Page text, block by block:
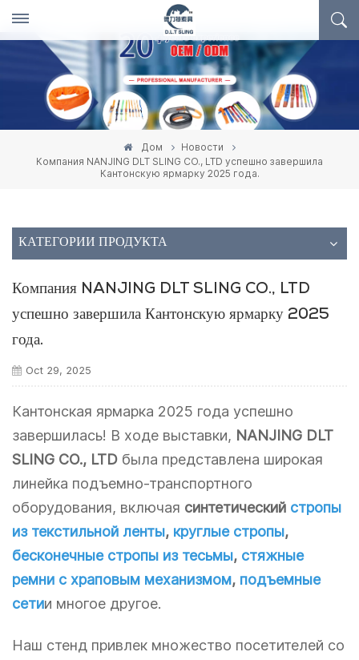
Дом
Новости
Компания NANJING DLT SLING CO., LTD успешно завершила
Кантонскую ярмарку 2025 года.
КАТЕГОРИИ ПРОДУКТА
Компания NANJING DLT SLING CO., LTD
успешно завершила Кантонскую ярмарку 2025
года.
Oct 29, 2025
Кантонская ярмарка 2025 года успешно
завершилась! В ходе выставки, NANJING DLT
SLING CO., LTD была представлена ​​широкая
линейка подъемно-транспортного
оборудования, включая синтетический стропы
из текстильной ленты, круглые стропы,
бесконечные стропы из тесьмы, стяжные
ремни с храповым механизмом, подъемные
сетии многое другое.
Наш стенд привлек множество посетителей со